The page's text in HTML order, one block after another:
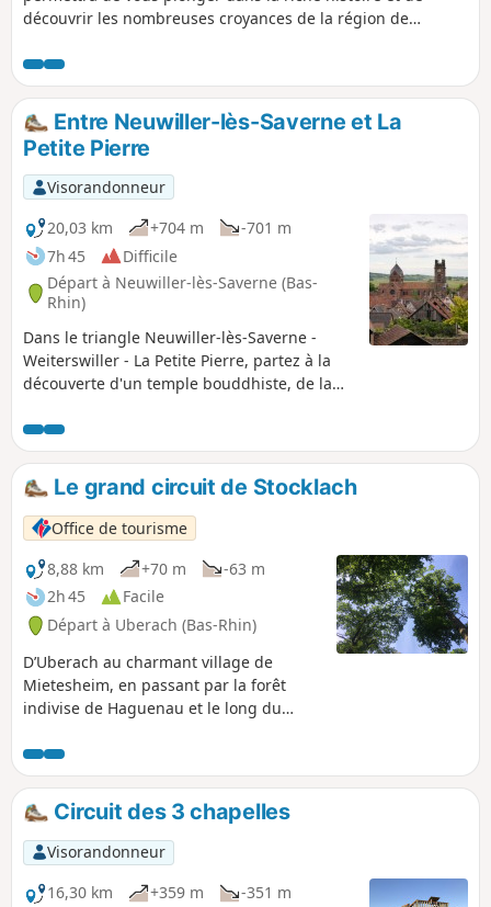
découvrir les nombreuses croyances de la région de
de points de vue magnifiques sur les bois et forêts des
Vosges du Nord ainsi que sur la plaine d'Alsace et le
Kochersberg.
Entre Neuwiller-lès-Saverne et La
Petite Pierre
Visorandonneur
20,03 km
+704 m
-701 m
7h 45
Difficile
Départ à Neuwiller-lès-Saverne (Bas-
Rhin)
Dans le triangle Neuwiller-lès-Saverne -
Weiterswiller - La Petite Pierre, partez à la
découverte d'un temple bouddhiste, de la
et des ruines du Château de Herrenstein.
Le grand circuit de Stocklach
Office de tourisme
8,88 km
+70 m
-63 m
2h 45
Facile
Départ à Uberach (Bas-Rhin)
D’Uberach au charmant village de
Mietesheim, en passant par la forêt
indivise de Haguenau et le long du
mènera à travers de majestueux chênes
et hêtres et mettra en lumière le passé
comme le présent militaire de la forêt.
Circuit des 3 chapelles
Visorandonneur
16,30 km
+359 m
-351 m